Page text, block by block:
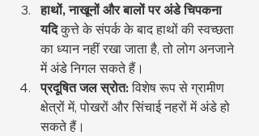
हाथों, नाखूनों और बालों पर अंडे चिपकना
यदि कुत्ते के संपर्क के बाद हाथों की स्वच्छता
का ध्यान नहीं रखा जाता है, तो लोग अनजाने
में अंडे निगल सकते हैं।
प्रदूषित जल स्रोत: विशेष रूप से ग्रामीण
क्षेत्रों में, पोखरों और सिंचाई नहरों में अंडे हो
सकते हैं।